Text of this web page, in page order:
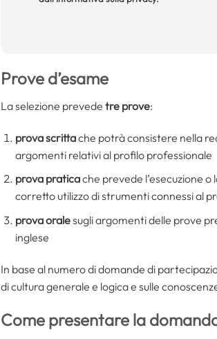
Prove d’esame
La selezione prevede tre prove:
prova scrittache potrà consistere nella
argomenti relativi al profilo professionale
prova praticache prevede l’esecuzione
corretto utilizzo di strumenti connessi al
prova oralesugli argomenti delle prove
inglese
In base al numero di domande di
di cultura generale e logica e sulle
Come presentare la